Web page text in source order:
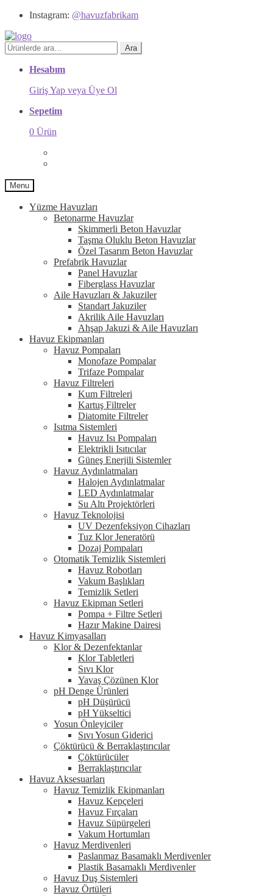
Instagram: @havuzfabrikam
Ara: Ara
Hesabım
Giriş Yap veya Üye Ol
Sepetim
0 Ürün
Menu
Yüzme Havuzları
Betonarme Havuzlar
Skimmerli Beton Havuzlar
Taşma Oluklu Beton Havuzlar
Özel Tasarım Beton Havuzlar
Prefabrik Havuzlar
Panel Havuzlar
Fiberglass Havuzlar
Aile Havuzları & Jakuziler
Standart Jakuziler
Akrilik Aile Havuzları
Ahşap Jakuzi & Aile Havuzları
Havuz Ekipmanları
Havuz Pompaları
Monofaze Pompalar
Trifaze Pompalar
Havuz Filtreleri
Kum Filtreleri
Kartuş Filtreler
Diatomite Filtreler
Isıtma Sistemleri
Havuz Isı Pompaları
Elektrikli Isıtıcılar
Güneş Enerjili Sistemler
Havuz Aydınlatmaları
Halojen Aydınlatmalar
LED Aydınlatmalar
Su Altı Projektörleri
Havuz Teknolojisi
UV Dezenfeksiyon Cihazları
Tuz Klor Jeneratörü
Dozaj Pompaları
Otomatik Temizlik Sistemleri
Havuz Robotları
Vakum Başlıkları
Temizlik Setleri
Havuz Ekipman Setleri
Pompa + Filtre Setleri
Hazır Makine Dairesi
Havuz Kimyasalları
Klor & Dezenfektanlar
Klor Tabletleri
Sıvı Klor
Yavaş Çözünen Klor
pH Denge Ürünleri
pH Düşürücü
pH Yükseltici
Yosun Önleyiciler
Sıvı Yosun Giderici
Çöktürücü & Berraklaştırıcılar
Çöktürücüler
Berraklaştırıcılar
Havuz Aksesuarları
Havuz Temizlik Ekipmanları
Havuz Kepçeleri
Havuz Fırçaları
Havuz Süpürgeleri
Vakum Hortumları
Havuz Merdivenleri
Paslanmaz Basamaklı Merdivenler
Plastik Basamaklı Merdivenler
Havuz Duş Sistemleri
Havuz Örtüleri